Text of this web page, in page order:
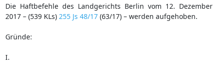
Die Haftbefehle des Landgerichts Berlin vom 12. Dezember
2017 – (539 KLs) 255 Js 48/17(63/17) – werden aufgehoben.
Gründe:
I.